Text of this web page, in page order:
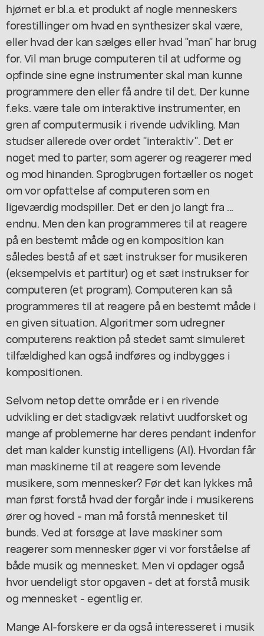
hjørnet er bl.a. et produkt af nogle menneskers
forestillinger om hvad en synthesizer skal være,
eller hvad der kan sælges eller hvad "man" har brug
for. Vil man bruge computeren til at udforme og
opfinde sine egne instrumenter skal man kunne
programmere den eller få andre til det. Der kunne
f.eks. være tale om interaktive instrumenter, en
gren af computermusik i rivende udvikling. Man
studser allerede over ordet "interaktiv". Det er
noget med to parter, som agerer og reagerer med
og mod hinanden. Sprogbrugen fortæller os noget
om vor opfattelse af computeren som en
ligeværdig modspiller. Det er den jo langt fra ...
endnu. Men den kan programmeres til at reagere
på en bestemt måde og en komposition kan
således bestå af et sæt instrukser for musikeren
(eksempelvis et partitur) og et sæt instrukser for
computeren (et program). Computeren kan så
programmeres til at reagere på en bestemt måde i
en given situation. Algoritmer som udregner
computerens reaktion på stedet samt simuleret
tilfældighed kan også indføres og indbygges i
kompositionen.
Selvom netop dette område er i en rivende
udvikling er det stadigvæk relativt uudforsket og
mange af problemerne har deres pendant indenfor
det man kalder kunstig intelligens (AI). Hvordan får
man maskinerne til at reagere som levende
musikere, som mennesker? Før det kan lykkes må
man først forstå hvad der forgår inde i musikerens
ører og hoved - man må forstå mennesket til
bunds. Ved at forsøge at lave maskiner som
reagerer som mennesker øger vi vor forståelse af
både musik og mennesket. Men vi opdager også
hvor uendeligt stor opgaven - det at forstå musik
og mennesket - egentlig er.
Mange AI-forskere er da også interesseret i musik